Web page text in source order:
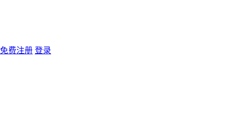
免费注册 登录